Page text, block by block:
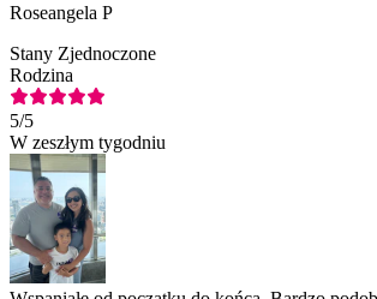
Roseangela P
Stany Zjednoczone
Rodzina
5/5
W zeszłym tygodniu